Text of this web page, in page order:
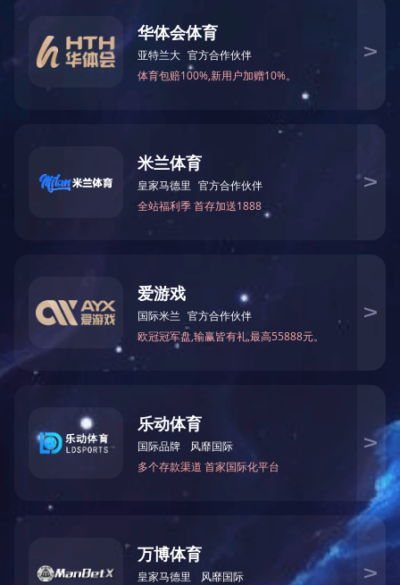
型 号 ZC46A 高阻计
电阻(Ω) 2* 103～1* 10次方12次方
准确度 ±10 %
外形尺寸/重量（MM /KG） 300W * 290D * 135H /
10（MM /KG）
主要用途及特点:
本高阻仪为我厂的更新换代产品，集成电路替代电子
管。可供科研、工厂、学校、企业部门对绝缘材料、
电工产品、电子设备以及元件的绝缘测量和高阻值兆
欧电阻的测量。与本公司B-1型电极箱配套可以测量具
有抗静电要求的橡胶和塑料制品表面电阻，如煤矿、